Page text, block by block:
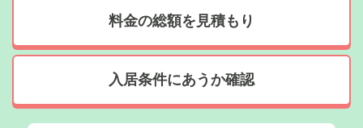
料金の総額を見積もり
入居条件にあうか確認